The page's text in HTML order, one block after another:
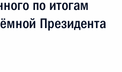
по итогам
Президента